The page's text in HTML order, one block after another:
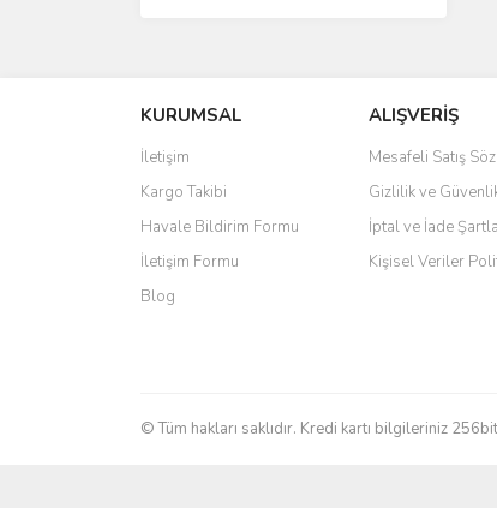
KURUMSAL
İletişim
Kargo Takibi
Havale Bildirim Formu
İletişim Formu
Blog
ALIŞVERİŞ
Mesafeli Satış
Gizlilik ve
İptal ve İade
Kişisel Veriler
© Tüm hakları saklıdır. Kredi kartı bilgileriniz